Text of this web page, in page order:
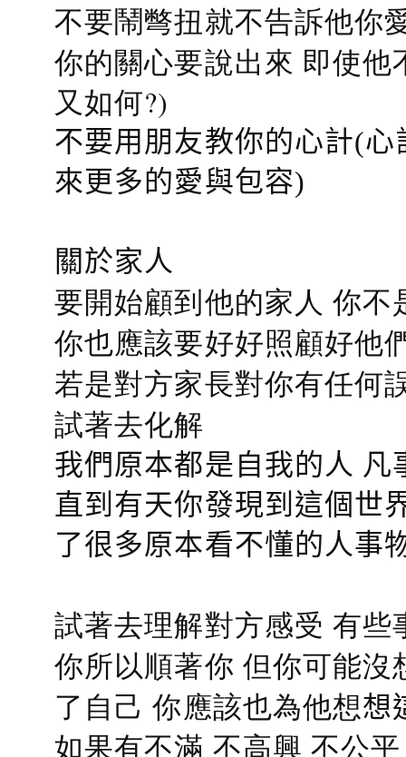
不要鬧彆扭就不告訴他你
你的關心要說出來 即使
又如何?)
不要用朋友教你的心計(
來更多的愛與包容)
關於家人
要開始顧到他的家人 你
你也應該要好好照顧好他
若是對方家長對你有任何
試著去化解
我們原本都是自我的人
直到有天你發現到這個世
了很多原本看不懂的人事
試著去理解對方感受 有
你所以順著你 但你可能
了自己 你應該也為他想想
如果有不滿 不高興 不公